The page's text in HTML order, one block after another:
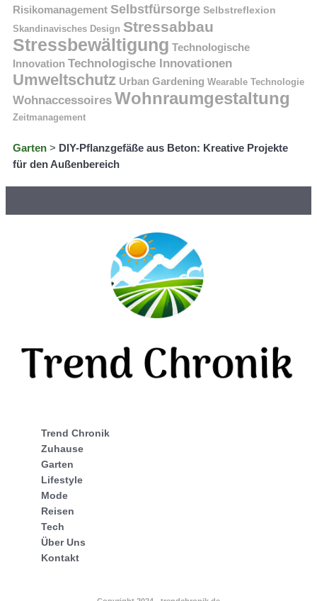
Risikomanagement Selbstfürsorge Selbstreflexion
Skandinavisches Design Stressabbau
Stressbewältigung Technologische
Innovation Technologische Innovationen
Umweltschutz Urban Gardening Wearable Technologie
Wohnaccessoires Wohnraumgestaltung
Zeitmanagement
Garten > DIY-Pflanzgefäße aus Beton: Kreative Projekte
für den Außenbereich
Trend Chronik
Zuhause
Garten
Lifestyle
Mode
Reisen
Tech
Über Uns
Kontakt